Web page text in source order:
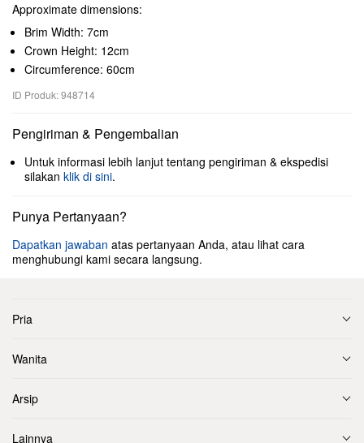
Approximate dimensions:
Brim Width: 7cm
Crown Height: 12cm
Circumference: 60cm
ID Produk: 948714
Pengiriman & Pengembalian
Untuk informasi lebih lanjut tentang pengiriman & ekspedisi
silakan klik di sini.
Punya Pertanyaan?
Dapatkan jawaban atas pertanyaan Anda, atau lihat cara
menghubungi kami secara langsung.
Pria
Wanita
Arsip
Lainnya